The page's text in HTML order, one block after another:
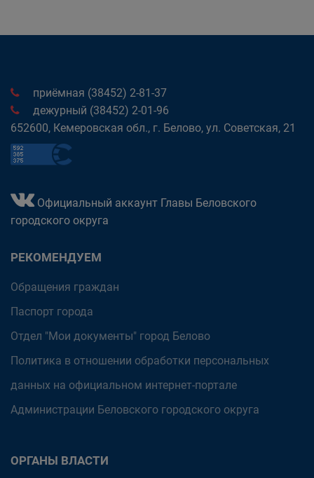
приёмная (38452) 2-81-37
дежурный (38452) 2-01-96
652600, Кемеровская обл., г. Белово, ул. Советская, 21
Официальный аккаунт Главы Беловского
городского округа
РЕКОМЕНДУЕМ
Обращения граждан
Паспорт города
Отдел "Мои документы" город Белово
Политика в отношении обработки персональных
данных на официальном интернет-портале
Администрации Беловского городского округа
ОРГАНЫ ВЛАСТИ